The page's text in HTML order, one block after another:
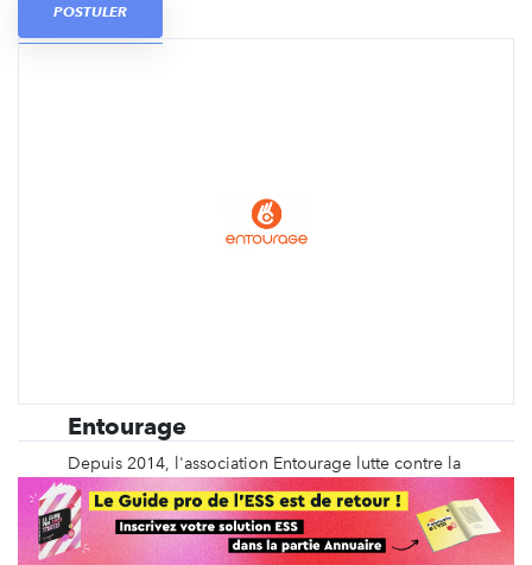
POSTULER
Entourage
Depuis 2014, l'association Entourage lutte contre la
précarité et l'exclusion en redonnant des réseaux
de soutien à celles et ceux qui n'en ont plus. Pour
régler un problème aussi ancien que la précarité, il
faut le regarder de façon nouvelle. Notre point de